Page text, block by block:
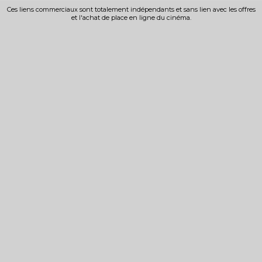
Ces liens commerciaux sont totalement indépendants et sans lien avec les offres
et l'achat de place en ligne du cinéma.